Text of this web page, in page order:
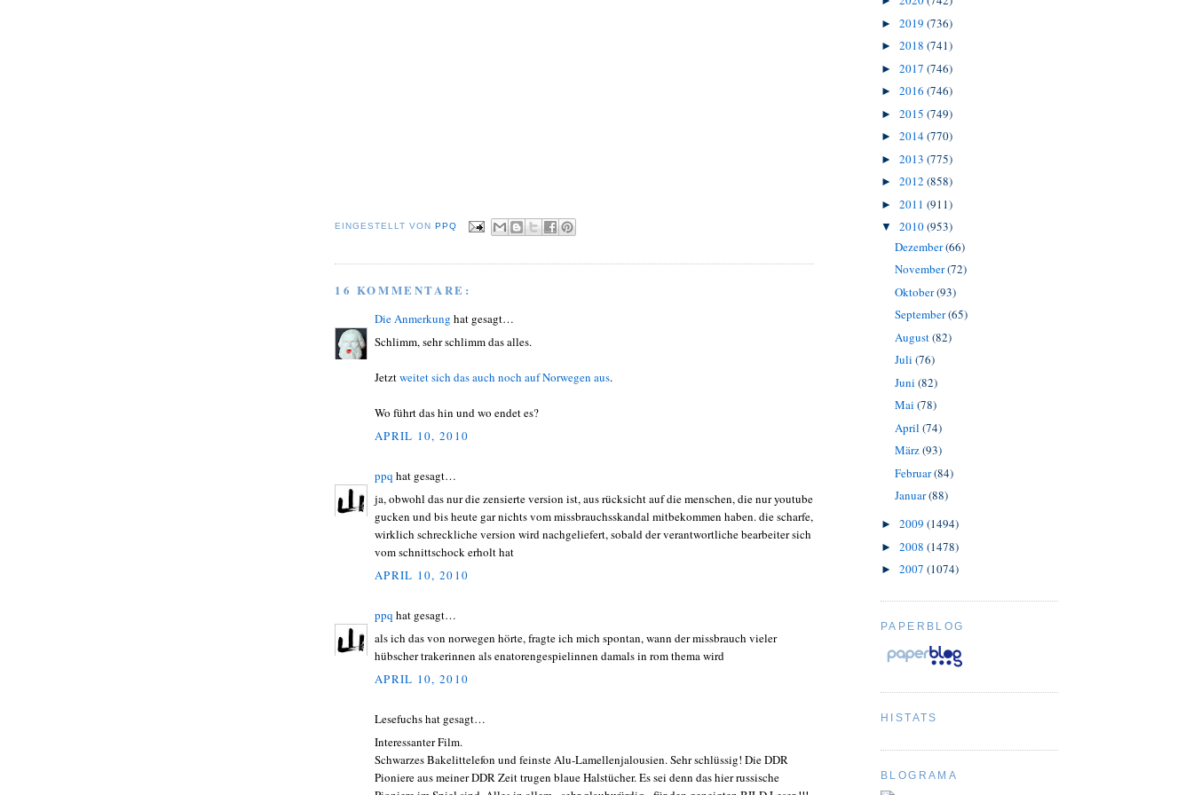
EINGESTELLT VON PPQ
16 KOMMENTARE:
Die Anmerkung hat gesagt…
Schlimm, sehr schlimm das alles.
Jetztweitet sich das auch noch auf Norwegen aus.
Wo führt das hin und wo endet es?
APRIL 10, 2010
ppq hat gesagt…
ja, obwohl das nur die zensierte version ist, aus rücksicht auf die menschen, die nur youtube
gucken und bis heute gar nichts vom missbrauchsskandal mitbekommen haben. die scharfe,
wirklich schreckliche version wird nachgeliefert, sobald der verantwortliche bearbeiter sich
vom schnittschock erholt hat
APRIL 10, 2010
ppq hat gesagt…
als ich das von norwegen hörte, fragte ich mich spontan, wann der missbrauch vieler
hübscher trakerinnen als enatorengespielinnen damals in rom thema wird
APRIL 10, 2010
Lesefuchs hat gesagt…
Interessanter Film.
Schwarzes Bakelittelefon und feinste Alu-Lamellenjalousien. Sehr schlüssig! Die DDR
Pioniere aus meiner DDR Zeit trugen blaue Halstücher. Es sei denn das hier russische
► 2019 (736)
► 2018 (741)
► 2017 (746)
► 2016 (746)
► 2015 (749)
► 2014(770)
► 2013 (775)
► 2012 (858)
► 2011 (911)
▼ 2010(953)
Dezember(66)
November(72)
Oktober(93)
September(65)
August(82)
Juli (76)
Juni (82)
Mai (78)
April (74)
März(93)
Februar(84)
Januar(88)
► 2009 (1494)
► 2008 (1478)
► 2007 (1074)
PAPERBLOG
HISTATS
BLOGRAMA